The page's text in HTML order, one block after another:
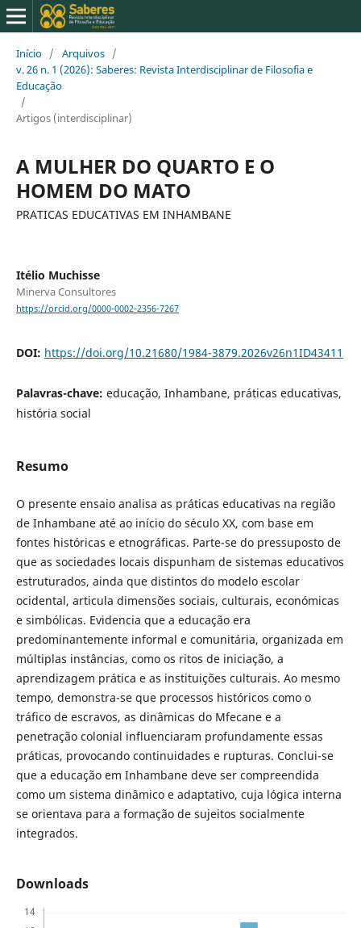
Início / Arquivos /
v. 26 n. 1 (2026): Saberes: Revista Interdisciplinar de Filosofia e
Educação
/
Artigos (interdisciplinar)
A MULHER DO QUARTO E O
HOMEM DO MATO
PRATICAS EDUCATIVAS EM INHAMBANE
Itélio Muchisse
Minerva Consultores
https://orcid.org/0000-0002-2356-7267
DOI: https://doi.org/10.21680/1984-3879.2026v26n1ID43411
Palavras-chave: educação, Inhambane, práticas educativas,
história social
Resumo
O presente ensaio analisa as práticas educativas na região
de Inhambane até ao início do século XX, com base em
fontes históricas e etnográficas. Parte-se do pressuposto de
que as sociedades locais dispunham de sistemas educativos
estruturados, ainda que distintos do modelo escolar
ocidental, articula dimensões sociais, culturais, económicas
e simbólicas. Evidencia que a educação era
predominantemente informal e comunitária, organizada em
múltiplas instâncias, como os ritos de iniciação, a
aprendizagem prática e as instituições culturais. Ao mesmo
tempo, demonstra-se que processos históricos como o
tráfico de escravos, as dinâmicas do Mfecane e a
penetração colonial influenciaram profundamente essas
práticas, provocando continuidades e rupturas. Conclui-se
que a educação em Inhambane deve ser compreendida
como um sistema dinâmico e adaptativo, cuja lógica interna
se orientava para a formação de sujeitos socialmente
integrados.
Downloads